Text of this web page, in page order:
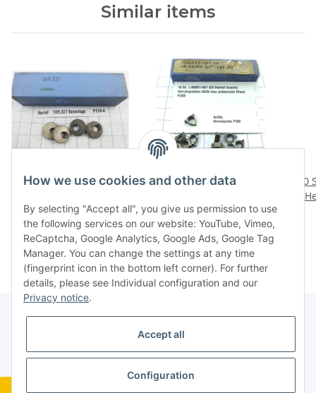
Similar items
4 Stück 169.327
neu OVP mit Mwst P178-
4
16,56 €*
10 St. 1.46691-401 GX
Wendeplatten NOS neu
unbenutzt Mwst P389
23,76 €*
How we use cookies and other data
By selecting "Accept all", you give us permission to use
the following services on our website: YouTube, Vimeo,
ReCaptcha, Google Analytics, Google Ads, Google Tag
Manager. You can change the settings at any time
(fingerprint icon in the bottom left corner). For further
details, please see Individual configuration and our
Privacy notice.
Accept all
Configuration